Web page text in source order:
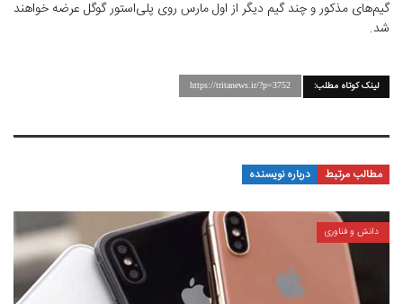
گیم‌های مذکور و چند گیم دیگر از اول مارس روی پلی‌استور گوگل عرضه خواهند
شد.
لینک کوتاه مطلب: https://tritanews.ir/?p=3752
مطالب مرتبط درباره نویسنده
دانش و فناوری